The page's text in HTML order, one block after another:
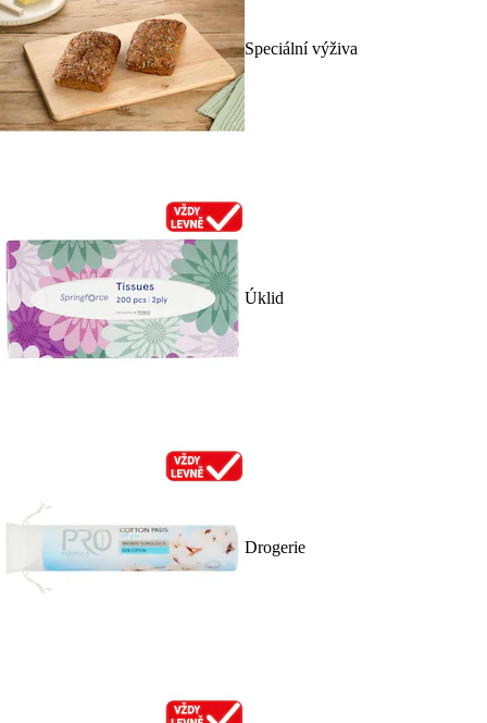
Speciální výživa
Úklid
Drogerie